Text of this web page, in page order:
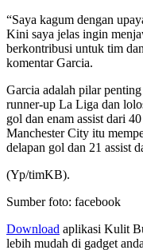
“Saya kagum dengan
Kini saya jelas ingin
berkontribusi untuk tim
komentar Garcia.
Garcia adalah pilar
runner-up La Liga dan
gol dan enam assist dari
Manchester City itu
delapan gol dan 21 assist
(Yp/timKB).
Sumber foto: facebook
Download aplikasi Kulit
lebih mudah di gadget anda